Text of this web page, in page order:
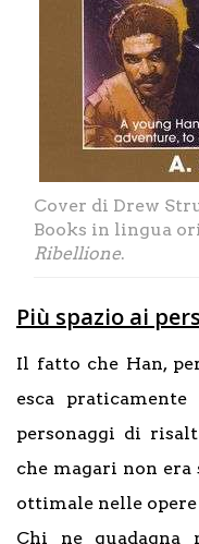
Cover di Drew
Books in lingua
Ribellione.
Più spazio ai
Il fatto che Han,
esca
personaggi di
che magari non
ottimale nelle
Chi ne